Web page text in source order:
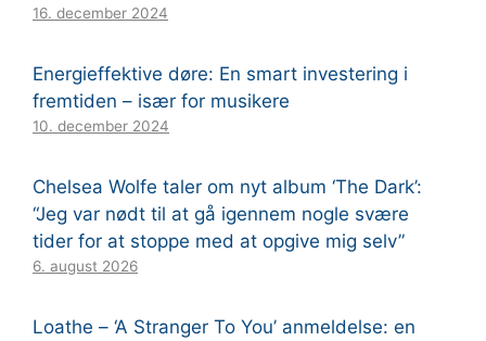
16. december 2024
Energieffektive døre: En smart investering i
fremtiden – især for musikere
10. december 2024
Chelsea Wolfe taler om nyt album ‘The Dark’:
“Jeg var nødt til at gå igennem nogle svære
tider for at stoppe med at opgive mig selv”
6. august 2026
Loathe – ‘A Stranger To You’ anmeldelse: en